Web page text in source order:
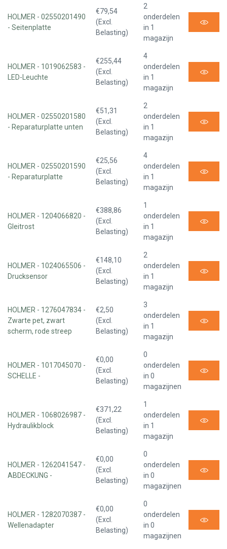
HOLMER - 02550201490
- Seitenplatte
€79,54
(Excl.
Belasting)
2
onderdelen
in 1
magazijn
HOLMER - 1019062583 -
LED-Leuchte
€255,44
(Excl.
Belasting)
4
onderdelen
in 1
magazijn
HOLMER - 02550201580
- Reparaturplatte unten
€51,31
(Excl.
Belasting)
2
onderdelen
in 1
magazijn
HOLMER - 02550201590
- Reparaturplatte
€25,56
(Excl.
Belasting)
4
onderdelen
in 1
magazijn
HOLMER - 1204066820 -
Gleitrost
€388,86
(Excl.
Belasting)
1
onderdelen
in 1
magazijn
HOLMER - 1024065506 -
Drucksensor
€148,10
(Excl.
Belasting)
2
onderdelen
in 1
magazijn
HOLMER - 1276047834 -
Zwarte pet, zwart
scherm, rode streep
€2,50
(Excl.
Belasting)
3
onderdelen
in 1
magazijn
HOLMER - 1017045070 -
SCHELLE -
€0,00
(Excl.
Belasting)
0
onderdelen
in 0
magazijnen
HOLMER - 1068026987 -
Hydraulikblock
€371,22
(Excl.
Belasting)
1
onderdelen
in 1
magazijn
HOLMER - 1262041547 -
ABDECKUNG -
€0,00
(Excl.
Belasting)
0
onderdelen
in 0
magazijnen
HOLMER - 1282070387 -
Wellenadapter
€0,00
(Excl.
Belasting)
0
onderdelen
in 0
magazijnen